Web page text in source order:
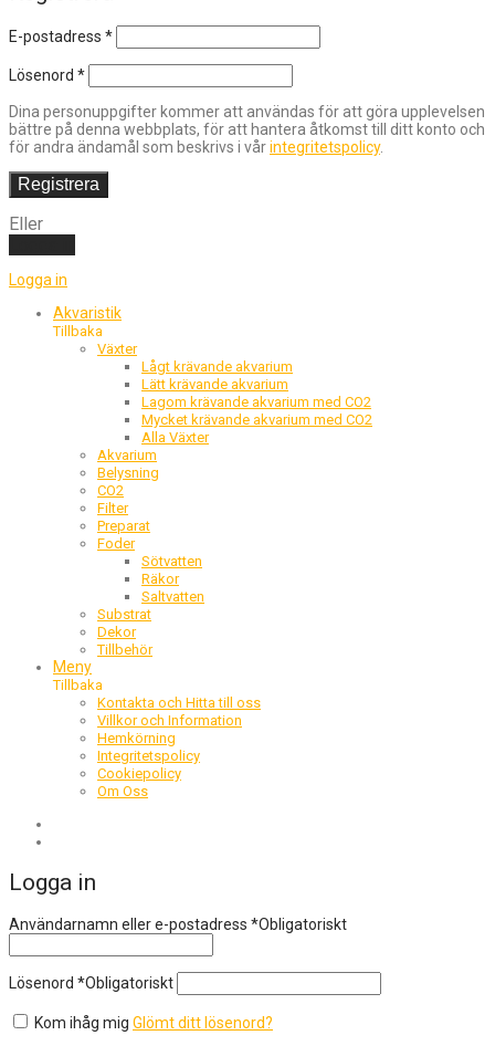
E-postadress *
Lösenord *
Dina personuppgifter kommer att användas för att göra upplevelsen
bättre på denna webbplats, för att hantera åtkomst till ditt konto och
för andra ändamål som beskrivs i vårintegritetspolicy.
Registrera
Eller
Logga in
Akvaristik
Tillbaka
Växter
Lågt krävande akvarium
Lätt krävande akvarium
Lagom krävande akvarium med CO2
Mycket krävande akvarium med CO2
Alla Växter
Akvarium
Belysning
CO2
Filter
Preparat
Foder
Sötvatten
Räkor
Saltvatten
Substrat
Dekor
Tillbehör
Meny
Tillbaka
Kontakta och Hitta till oss
Villkor och Information
Hemkörning
Integritetspolicy
Cookiepolicy
Om Oss
Logga in
Användarnamn eller e-postadress *Obligatoriskt
Lösenord *Obligatoriskt
Kom ihåg mig Glömt ditt lösenord?